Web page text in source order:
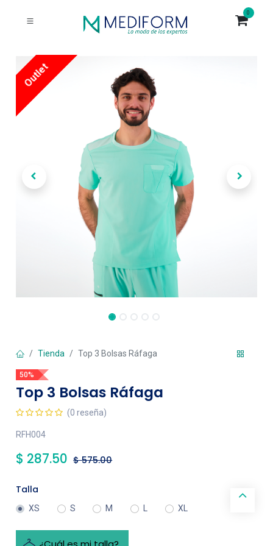
0
Outlet
Tienda Top 3 Bolsas Ráfaga
50%
Top 3 Bolsas Ráfaga
(0 reseña)
RFH004
$ 287.50 $575.00
Talla
XS S M XL